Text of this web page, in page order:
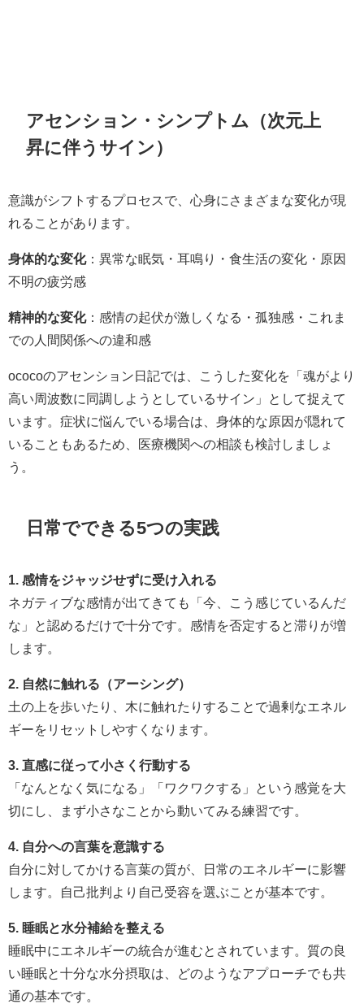
アセンション・シンプトム（次元上
昇に伴うサイン）
意識がシフトするプロセスで、心身にさまざまな変化が現
れることがあります。
身体的な変化：異常な眠気・耳鳴り・食生活の変化・原因
不明の疲労感
精神的な変化：感情の起伏が激しくなる・孤独感・これま
での人間関係への違和感
ococoのアセンション日記では、こうした変化を「魂がより
高い周波数に同調しようとしているサイン」として捉えて
います。症状に悩んでいる場合は、身体的な原因が隠れて
いることもあるため、医療機関への相談も検討しましょ
う。
日常でできる5つの実践
1. 感情をジャッジせずに受け入れる
ネガティブな感情が出てきても「今、こう感じているんだ
な」と認めるだけで十分です。感情を否定すると滞りが増
します。
2. 自然に触れる（アーシング）
土の上を歩いたり、木に触れたりすることで過剰なエネル
ギーをリセットしやすくなります。
3. 直感に従って小さく行動する
「なんとなく気になる」「ワクワクする」という感覚を大
切にし、まず小さなことから動いてみる練習です。
4. 自分への言葉を意識する
自分に対してかける言葉の質が、日常のエネルギーに影響
します。自己批判より自己受容を選ぶことが基本です。
5. 睡眠と水分補給を整える
睡眠中にエネルギーの統合が進むとされています。質の良
い睡眠と十分な水分摂取は、どのようなアプローチでも共
通の基本です。